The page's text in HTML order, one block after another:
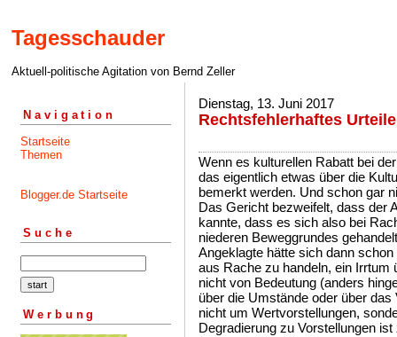
Tagesschauder
Aktuell-politische Agitation von Bernd Zeller
Navigation
Startseite
Themen
Blogger.de Startseite
Suche
Werbung
Dienstag, 13. Juni 2017
Rechtsfehlerhaftes
Wenn es kulturellen Rabatt bei
das eigentlich etwas über die
bemerkt werden. Und schon gar
Das Gericht bezweifelt, dass der
kannte, dass es sich also bei
niederen Beweggrundes
Angeklagte hätte sich dann
aus Rache zu handeln, ein
nicht von Bedeutung (anders
über die Umstände oder über
nicht um Wertvorstellungen,
Degradierung zu Vorstellungen